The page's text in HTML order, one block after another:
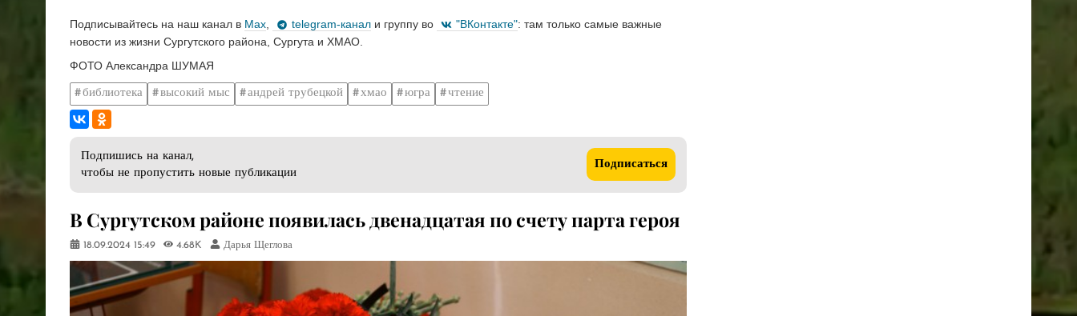
Подписывайтесь на наш канал в Max telegram-канал и группу во "ВКонтакте": там только самые важные
новости из жизни Сургутского района, Сургута и ХМАО.
ФОТО Александра ШУМАЯ
библиотека высокий мыс андрей трубецкой хмао югра чтение
Подпишись на канал,
чтобы не пропустить новые публикации
Подписаться
В Сургутском районе появилась двенадцатая по счету парта героя
18.09.2024 15:49 4.68K Дарья Щеглова